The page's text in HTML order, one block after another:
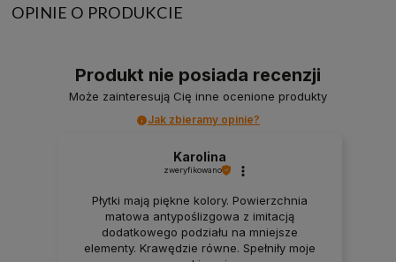
OPINIE O PRODUKCIE
Produkt nie posiada recenzji
Może zainteresują Cię inne ocenione produkty
Jak zbieramy opinie?
Karolina
zweryfikowano
Płytki mają piękne kolory. Powierzchnia
matowa antypoślizgowa z imitacją
dodatkowego podziału na mniejsze
elementy. Krawędzie równe. Spełniły moje